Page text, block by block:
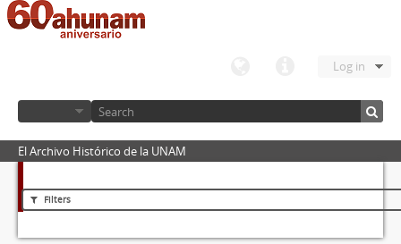
Log in
El Archivo Histórico de la UNAM
Filters